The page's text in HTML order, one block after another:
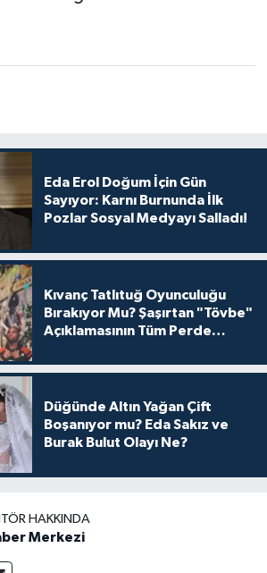
Eda Erol Doğum İçin Gün
Sayıyor: Karnı Burnunda İlk
Pozlar Sosyal Medyayı Salladı!
Kıvanç Tatlıtuğ Oyunculuğu
Bırakıyor Mu? Şaşırtan "Tövbe"
Açıklamasının Tüm Perde
Düğünde Altın Yağan Çift
Boşanıyor mu? Eda Sakız ve
Burak Bulut Olayı Ne?
HAKKINDA
Merkezi